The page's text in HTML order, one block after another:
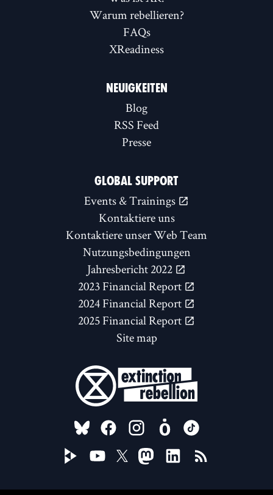
Warum rebellieren?
FAQs
XReadiness
NEUIGKEITEN
Blog
RSS Feed
Presse
GLOBAL SUPPORT
Events & Trainings
Kontaktiere uns
Kontaktiere unser Web Team
Nutzungsbedingungen
Jahresbericht 2022
2023 Financial Report
2024 Financial Report
2025 Financial Report
Site map
FOLLOW US ON